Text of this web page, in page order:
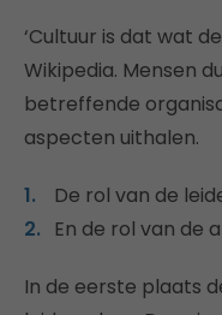
‘Cultuur is dat wat
Wikipedia. Mensen
betreffende
aspecten uithalen.
De rol van de
En de rol van de
In de eerste plaats